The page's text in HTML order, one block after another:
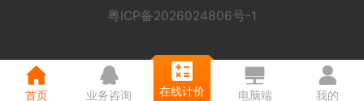
粤ICP备2026024806号-1
首页 业务咨询 在线计价 电脑端 我的